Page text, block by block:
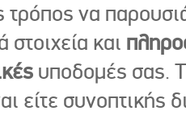
τρόπος να
στοιχεία και
υποδομές σας.
είτε συνοπτικής